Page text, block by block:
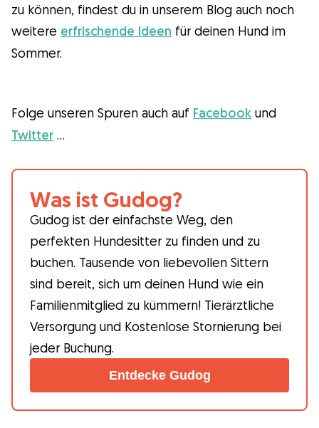
zu können, findest du in unserem Blog auch noch
weitere erfrischende Ideen für deinen Hund im
Sommer.
Folge unseren Spuren auch auf Facebook und
Twitter …
Was ist Gudog?
Gudog ist der einfachste Weg, den
perfekten Hundesitter zu finden und zu
buchen. Tausende von liebevollen Sittern
sind bereit, sich um deinen Hund wie ein
Familienmitglied zu kümmern! Tierärztliche
Versorgung und Kostenlose Stornierung bei
jeder Buchung.
Entdecke Gudog